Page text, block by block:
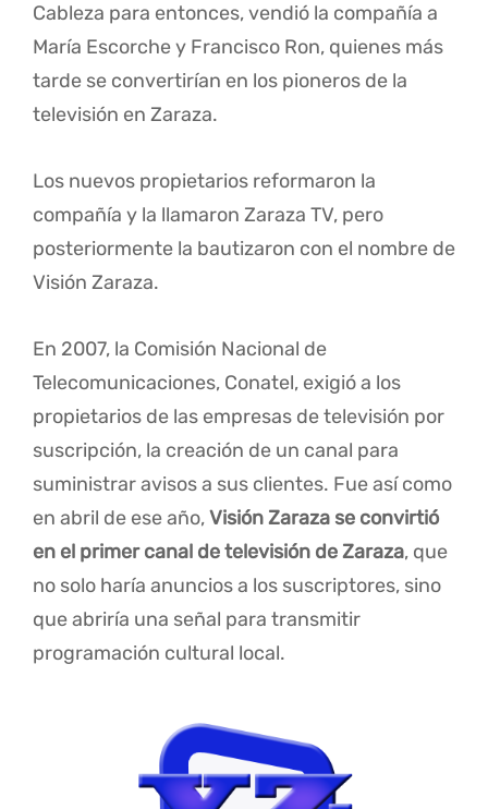
Cableza para entonces, vendió la compañía a
María Escorche y Francisco Ron, quienes más
tarde se convertirían en los pioneros de la
televisión en Zaraza.
Los nuevos propietarios reformaron la
compañía y la llamaron Zaraza TV, pero
posteriormente la bautizaron con el nombre de
Visión Zaraza.
En 2007, la Comisión Nacional de
Telecomunicaciones, Conatel, exigió a los
propietarios de las empresas de televisión por
suscripción, la creación de un canal para
suministrar avisos a sus clientes. Fue así como
en abril de ese año,Visión Zaraza se convirtió
en el primer canal de televisión de Zaraza, que
no solo haría anuncios a los suscriptores, sino
que abriría una señal para transmitir
programación cultural local.